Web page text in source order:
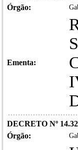
Órgão:
Ementa:
DECRETO Nº
Órgão: